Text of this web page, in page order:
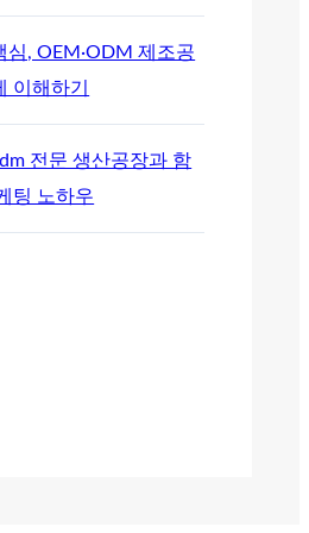
심, OEM·ODM 제조공
이해하기
전문 생산공장과 함
팅 노하우